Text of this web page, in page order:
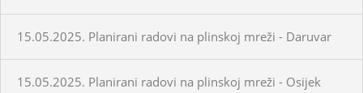
15.05.2025. Planirani radovi na plinskoj mreži - Daruvar
15.05.2025. Planirani radovi na plinskoj mreži - Osijek